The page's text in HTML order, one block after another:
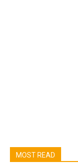
MOST READ